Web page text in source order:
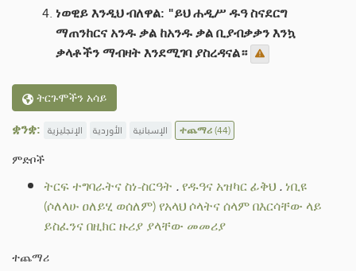
ነወዊይ እንዲህ ብለዋል: "ይህ ሐዲሥ ዱዓ ስናደርግ
ማጠንከርና አንዱ ቃል ከአንዱ ቃል ቢያብቃቃን እንኳ
ቃላቶችን ማብዛት እንደሚገባ ያስረዳናል።
ትርጉሞችን አሳይ
ቋንቋ: الإنجليزية الأوردية الإسبانية ተጨማሪ(44)
ምድቦች
ትርፍ ተግባራትና ስነ-ስርዓት .የዱዓና አዝካር ፊቅህ.ነቢዩ
(ሶለላሁ ዐለይሂ ወሰለም) የአላህ ሶላትና ሰላም በእርሳቸው ላይ
ይስፈንና በዚክር ዙሪያ ያላቸው መመሪያ
ተጨማሪ